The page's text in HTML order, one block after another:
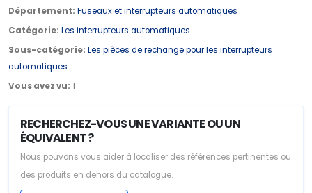
Département: Fuseaux et interrupteurs automatiques
Catégorie: Les interrupteurs automatiques
Sous-catégorie: Les pièces de rechange pour les interrupteurs
automatiques
Vous avez vu: 1
RECHERCHEZ-VOUS UNE VARIANTE OU UN
ÉQUIVALENT ?
Nous pouvons vous aider à localiser des références pertinentes ou
des produits en dehors du catalogue.